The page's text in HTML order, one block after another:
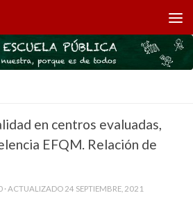
en centros evaluadas,
EFQM. Relación de
· ACTUALIZADO 24 SEPTIEMBRE, 2021